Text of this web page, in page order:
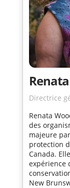
Directrice
Renata
des
majeure
protection
Canada.
expérience
New